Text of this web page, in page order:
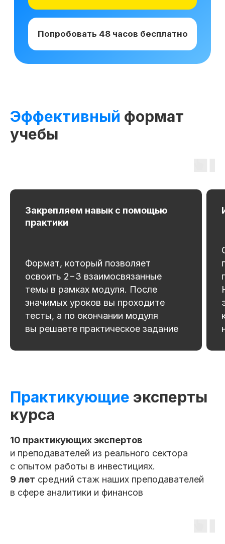
Эффективный формат
учебы
Закрепляем навык с помощью
практики
Формат, который позволяет
освоить 2−3 взаимосвязанные
темы в рамках модуля. После
значимых уроков вы проходите
тесты, а по окончании модуля
вы решаете практическое задание
Практикующие эксперты
курса
10 практикующих экспертов
и преподавателей из реального сектора
с опытом работы в инвестициях.
9 лет средний стаж наших преподавателей
в сфере аналитики и финансов
Получай подарки от партнеров
при покупке курса